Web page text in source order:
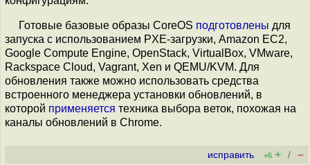
Готовые базовые образы CoreOS подготовлены для
запуска c использованием PXE-загрузки, Amazon EC2,
Google Compute Engine, OpenStack, VirtualBox, VMware,
Rackspace Cloud, Vagrant, Xen и QEMU/KVM. Для
обновления также можно использовать средства
встроенного менеджера установки обновлений, в
которой применяется техника выбора веток, похожая на
каналы обновлений в Chrome.
исправить +6 + / –